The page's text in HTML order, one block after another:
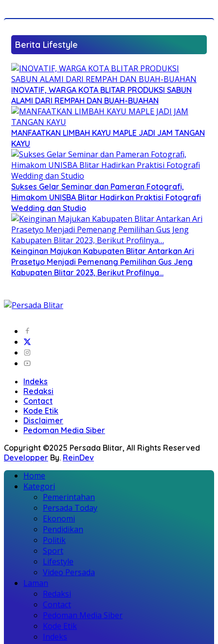
Berita Lifestyle
INOVATIF, WARGA KOTA BLITAR PRODUKSI SABUN
ALAMI DARI REMPAH DAN BUAH-BUAHAN
MANFAATKAN LIMBAH KAYU MAPLE JADI JAM TANGAN
KAYU
Sukses Gelar Seminar dan Pameran Fotografi,
Himakom UNISBA Blitar Hadirkan Praktisi Fotografi
Wedding dan Studio
Keinginan Majukan Kabupaten Blitar Antarkan Ari
Prasetyo Menjadi Pemenang Pemilihan Gus Jeng
Kabupaten Blitar 2023, Berikut Profilnya…
Indeks
Redaksi
Contact
Kode Etik
Disclaimer
Pedoman Media Siber
Copyright ©2025 Persada Blitar, All Rights Reserved
Developper By. ReinDev
Home
Kategori
Pemerintahan
Persada Today
Ekonomi
Pendidikan
Politik
Sport
Lifestyle
Video Persada
Laman
Redaksi
Contact
Pedoman Media Siber
Kode Etik
Indeks